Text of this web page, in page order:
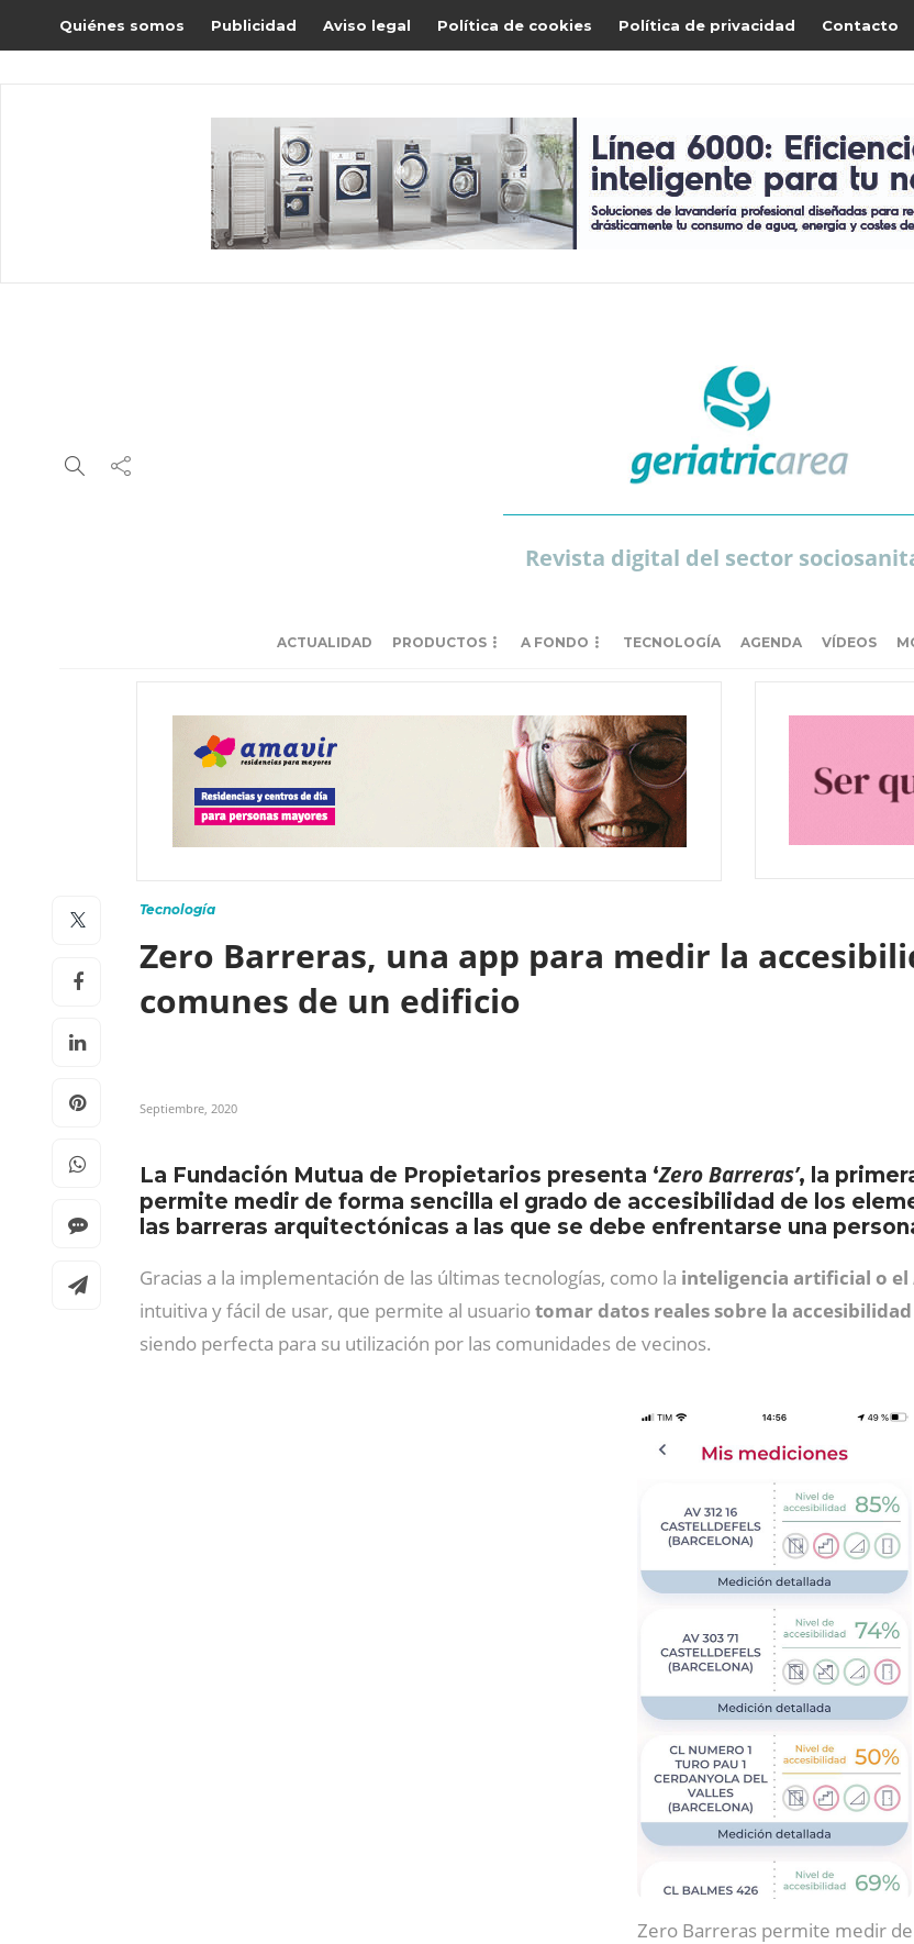
Quiénes somos Publicidad Aviso legal Política de cookies Política de privacidad Contacto
Revista digital del sector
ACTUALIDAD PRODUCTOS A FONDO TECNOLOGÍA AGENDA VÍDEOS
Tecnología
Zero Barreras, una app para medir la
comunes de un edificio
Septiembre, 2020
La Fundación Mutua de Propietarios presenta ‘Zero Barreras’, la
permite medir de forma sencilla el grado de accesibilidad de los
las barreras arquitectónicas a las que se debe enfrentarse una
Gracias a la implementación de las últimas tecnologías, como la inteligencia artificial o el
intuitiva y fácil de usar, que permite al usuariotomar datos reales sobre la accesibilidad
siendo perfecta para su utilización por las comunidades de vecinos.
Zero Barreras permite medir de